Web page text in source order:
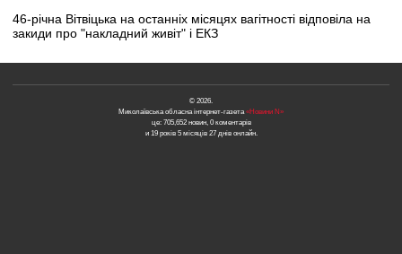
46-річна Вітвіцька на останніх місяцях вагітності відповіла на
закиди про "накладний живіт" і ЕКЗ
© 2026.
Миколаївська обласна інтернет-газета«Новини N»
це: 705,652 новин, 0 коментарів
и 19 років 5 місяців 27 днів онлайн.